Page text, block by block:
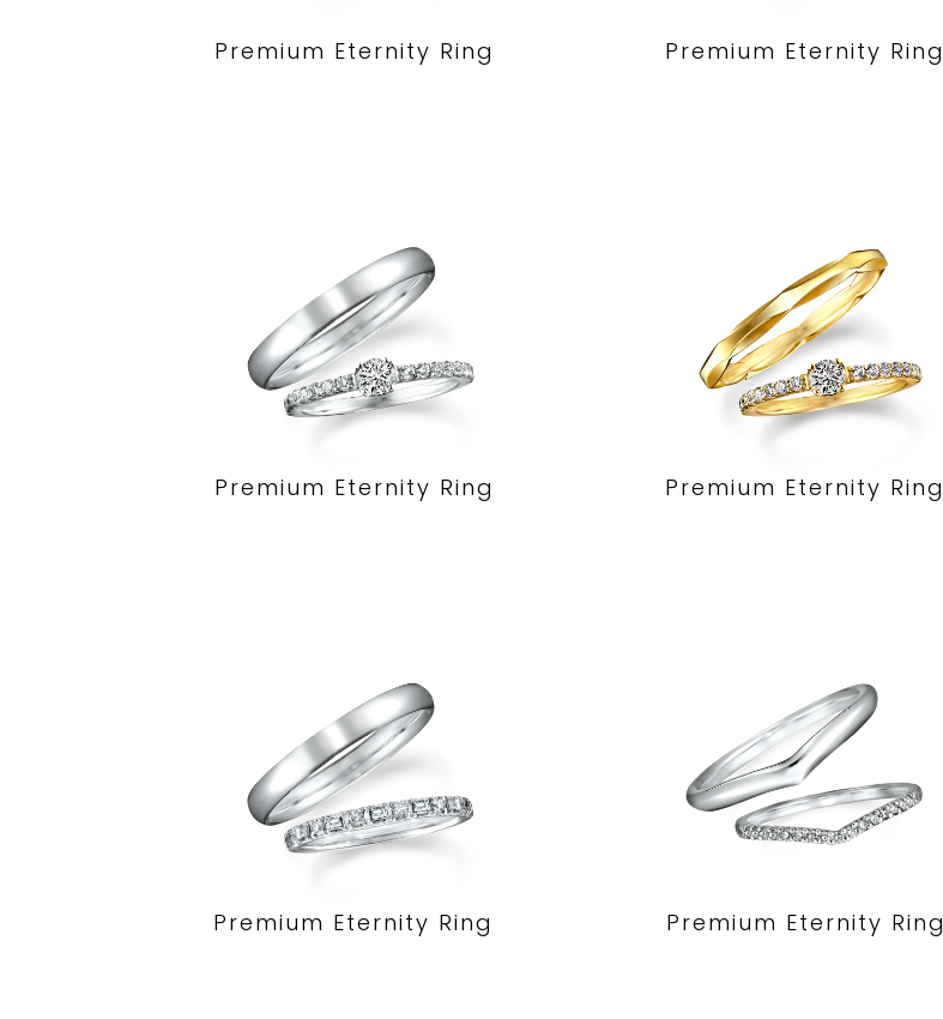
Premium Eternity Ring Premium Eternity Ring
Premium Eternity Ring Premium Eternity Ring
Premium Eternity Ring Premium Eternity Ring